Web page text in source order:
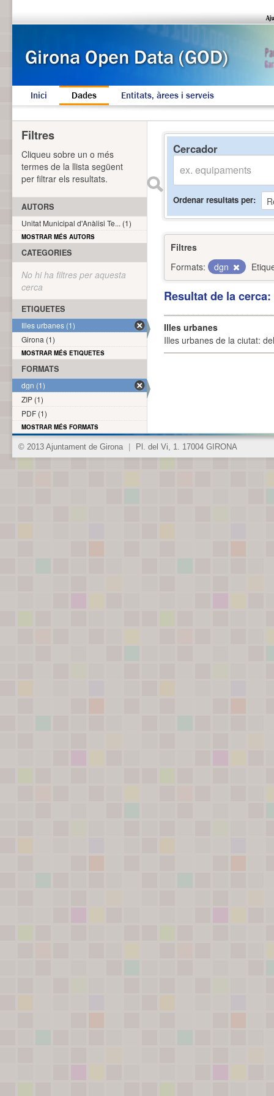
Inici Dades Entitats, àrees i serveis
Cercador
Ordenar resultats per
Filtres
Formats:
dgn
Resultat de la
Illes urbanes
Illes urbanes de la ciutat:
Filtres
Cliqueu sobre un o més
termes de la llista següent
per filtrar els resultats.
AUTORS
Unitat Municipal d'Anàlisi Te... (1)
MOSTRAR MÉS AUTORS
CATEGORIES
No hi ha filtres per aquesta
cerca
ETIQUETES
Illes urbanes (1)
Girona (1)
MOSTRAR MÉS ETIQUETES
FORMATS
dgn (1)
ZIP (1)
PDF (1)
MOSTRAR MÉS FORMATS
© 2013 Ajuntament de Girona Pl. del Vi, 1. 17004 GIRONA